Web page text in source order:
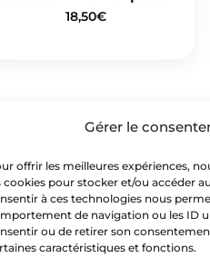
Gérer le
offrir les meilleures expériences,
cookies pour stocker et/ou accéder
à ces technologies nous
de navigation ou les ID
ou de retirer son
caractéristiques et fonctions.
18,50€
Nous
F
a
c